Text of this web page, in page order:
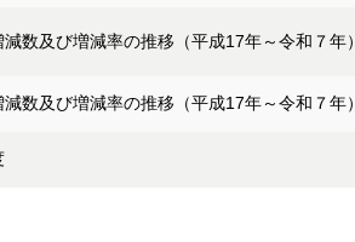
数及び増減率の推移（平成17年～令和７年）
数及び増減率の推移（平成17年～令和７年）